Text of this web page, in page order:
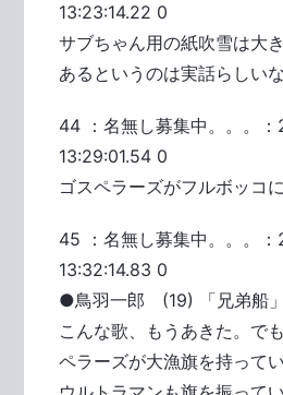
13:23:14.22 0
サブちゃん用の紙吹雪は大
あるというのは実話らしいな
44 ：名無し募集中。。。
13:29:01.54 0
ゴスペラーズがフルボッコ
45 ：名無し募集中。。。
13:32:14.83 0
●鳥羽一郎 (19) 「兄弟船」
こんな歌、もうあきた。で
ペラーズが大漁旗を持って